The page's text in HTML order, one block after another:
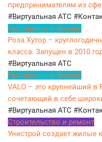
предпринимателям из
#Виртуальная АТС
Гостиничный бизнес
Роза Хутор –
класса. Запущен в 2010
#Виртуальная АТС
Гостиничный бизнес
VALO – это крупнейший в
сочетающий в себе
#Виртуальная АТС
Строительство и ремонт
Унистрой создает жилые